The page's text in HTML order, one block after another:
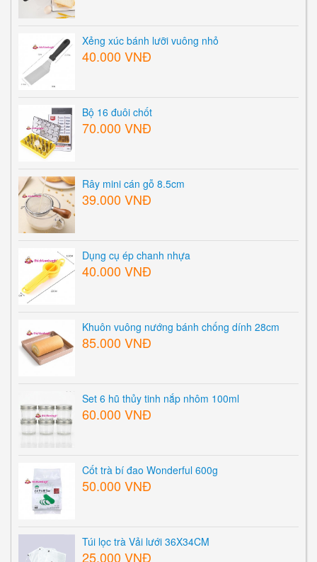
Xẻng xúc bánh lưỡi vuông nhỏ
40.000 VNĐ
Bộ 16 đuôi chốt
70.000 VNĐ
Rây mini cán gỗ 8.5cm
39.000 VNĐ
Dụng cụ ép chanh nhựa
40.000 VNĐ
Khuôn vuông nướng bánh chống dính 28cm
85.000 VNĐ
Set 6 hũ thủy tinh nắp nhôm 100ml
60.000 VNĐ
Cốt trà bí đao Wonderful 600g
50.000 VNĐ
Túi lọc trà Vải lưới 36X34CM
25.000 VNĐ